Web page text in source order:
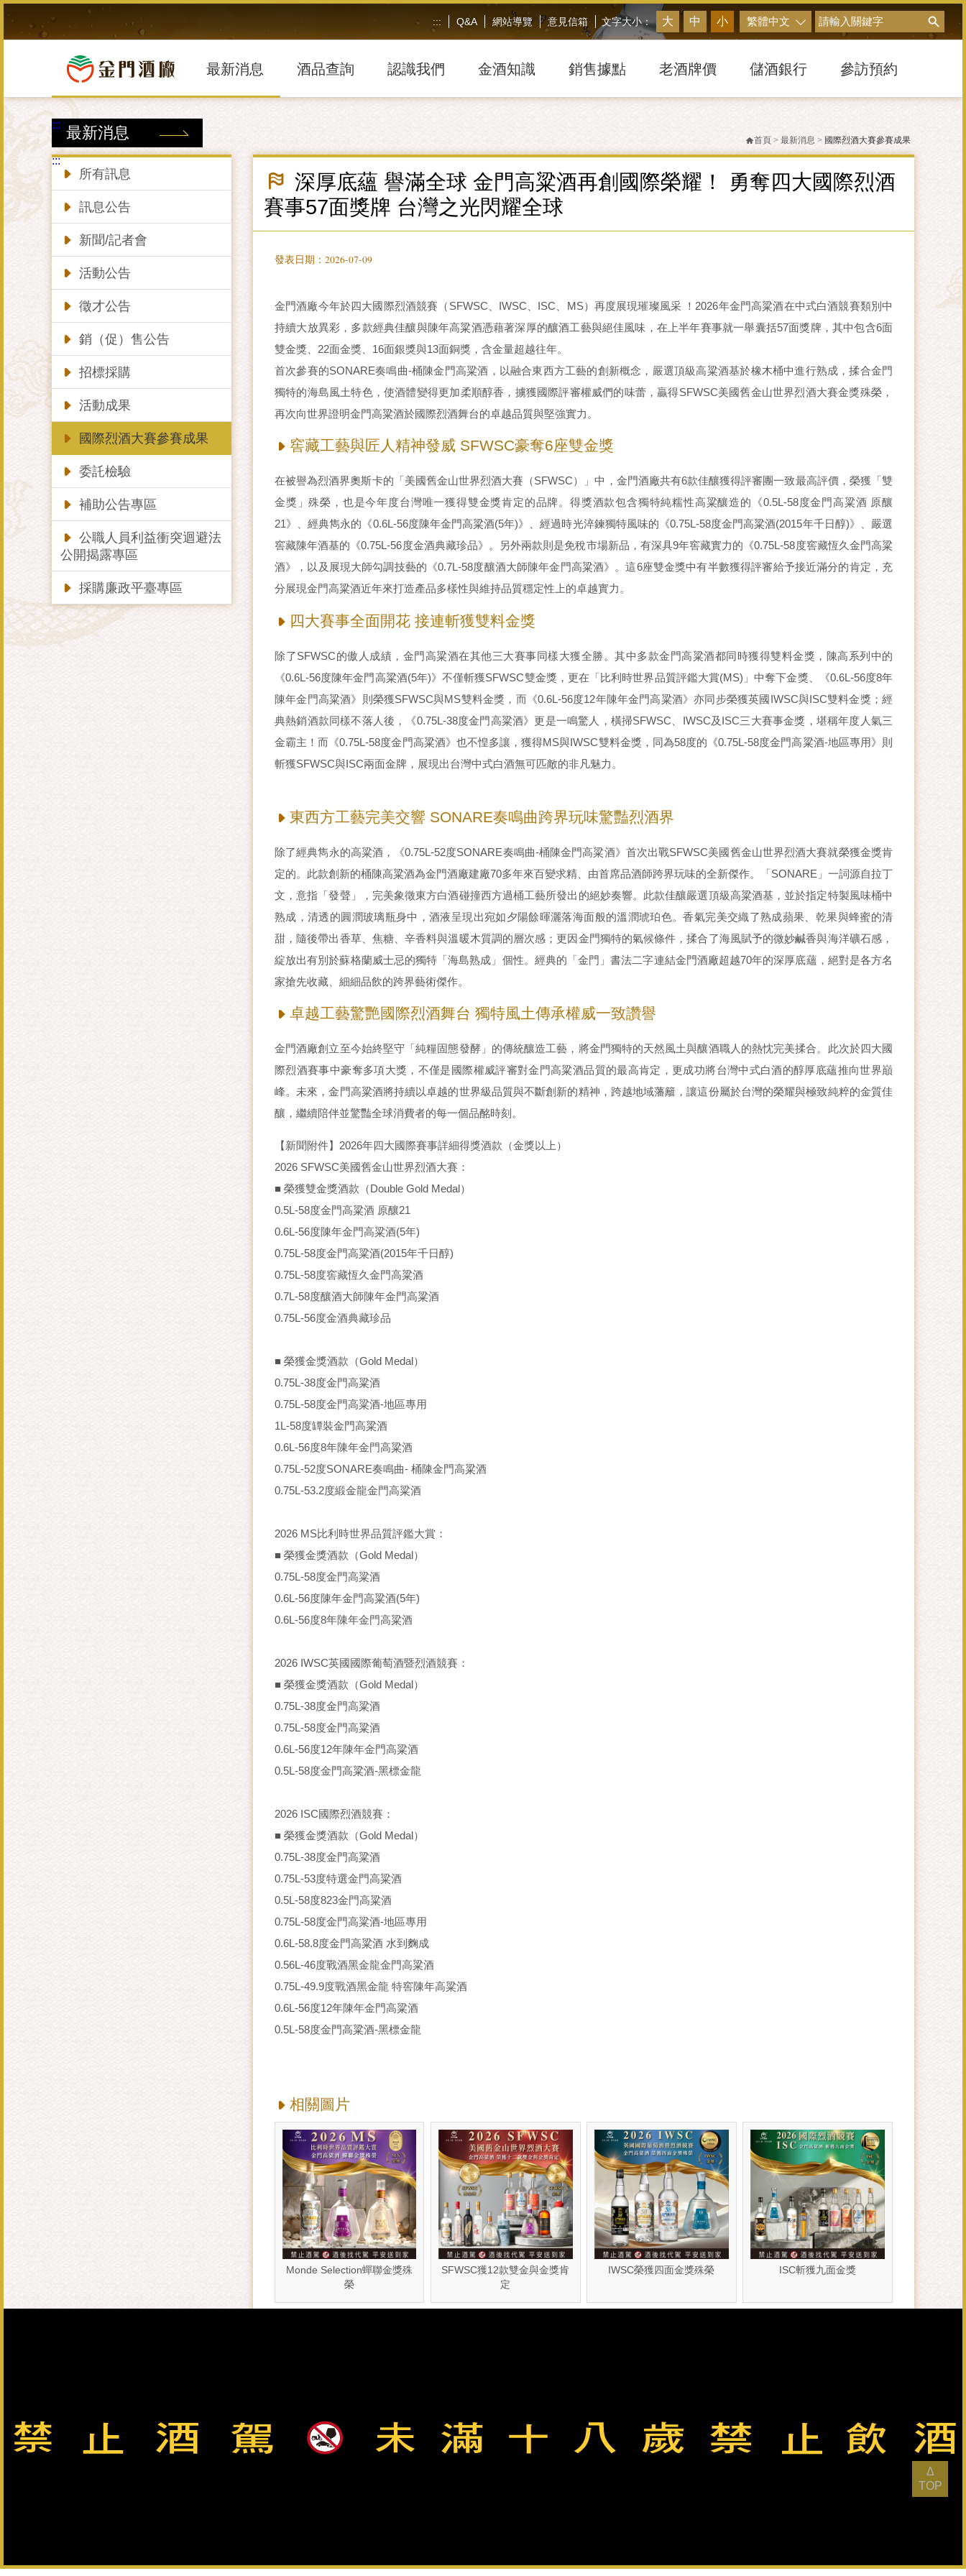
Δ
TOP
到
塊
搜尋
繁體中文
文字大小： 大 中 小
::: Q&A 網站導覽 意見信箱
最新消息 酒品查詢 認識我們 金酒知識 銷售據點 老酒牌價 儲酒銀行 參訪預約
:::
:::
最新消息
所有訊息
訊息公告
新聞/記者會
活動公告
徵才公告
銷（促）售公告
招標採購
活動成果
國際烈酒大賽參賽成果
委託檢驗
補助公告專區
公職人員利益衝突迴避法
公開揭露專區
採購廉政平臺專區
首頁 > 最新消息 > 國際烈酒大賽參賽成果
深厚底蘊 譽滿全球 金門高粱酒再創國際榮耀！ 勇奪四大國際烈酒
賽事57面獎牌 台灣之光閃耀全球
發表日期：2026-07-09
金門酒廠今年於四大國際烈酒競賽（SFWSC、IWSC、ISC、MS）再度展現璀璨風采 ！2026年金門高粱酒在中式白酒競賽類別中
持續大放異彩，多款經典佳釀與陳年高粱酒憑藉著深厚的釀酒工藝與絕佳風味，在上半年賽事就一舉囊括57面獎牌，其中包含6面
雙金獎、22面金獎、16面銀獎與13面銅獎，含金量超越往年。
首次參賽的SONARE奏鳴曲-桶陳金門高粱酒，以融合東西方工藝的創新概念，嚴選頂級高粱酒基於橡木桶中進行熟成，揉合金門
獨特的海島風土特色，使酒體變得更加柔順醇香，擄獲國際評審權威們的味蕾，贏得SFWSC美國舊金山世界烈酒大賽金獎殊榮，
再次向世界證明金門高粱酒於國際烈酒舞台的卓越品質與堅強實力。
窖藏工藝與匠人精神發威 SFWSC豪奪6座雙金獎
在被譽為烈酒界奧斯卡的「美國舊金山世界烈酒大賽（SFWSC）」中，金門酒廠共有6款佳釀獲得評審團一致最高評價，榮獲「雙
金獎」殊榮，也是今年度台灣唯一獲得雙金獎肯定的品牌。得獎酒款包含獨特純糯性高粱釀造的《0.5L-58度金門高粱酒 原釀
21》、經典雋永的《0.6L-56度陳年金門高粱酒(5年)》、經過時光淬鍊獨特風味的《0.75L-58度金門高粱酒(2015年千日醇)》、嚴選
窖藏陳年酒基的《0.75L-56度金酒典藏珍品》。另外兩款則是免稅市場新品，有深具9年窖藏實力的《0.75L-58度窖藏恆久金門高粱
酒》，以及展現大師勾調技藝的《0.7L-58度釀酒大師陳年金門高粱酒》。這6座雙金獎中有半數獲得評審給予接近滿分的肯定，充
分展現金門高粱酒近年來打造產品多樣性與維持品質穩定性上的卓越實力。
四大賽事全面開花 接連斬獲雙料金獎
除了SFWSC的傲人成績，金門高粱酒在其他三大賽事同樣大獲全勝。其中多款金門高粱酒都同時獲得雙料金獎，陳高系列中的
《0.6L-56度陳年金門高粱酒(5年)》不僅斬獲SFWSC雙金獎，更在「比利時世界品質評鑑大賞(MS)」中奪下金獎、《0.6L-56度8年
陳年金門高粱酒》則榮獲SFWSC與MS雙料金獎，而《0.6L-56度12年陳年金門高粱酒》亦同步榮獲英國IWSC與ISC雙料金獎；經
典熱銷酒款同樣不落人後，《0.75L-38度金門高粱酒》更是一鳴驚人，橫掃SFWSC、IWSC及ISC三大賽事金獎，堪稱年度人氣三
金霸主！而《0.75L-58度金門高粱酒》也不惶多讓，獲得MS與IWSC雙料金獎，同為58度的《0.75L-58度金門高粱酒-地區專用》則
斬獲SFWSC與ISC兩面金牌，展現出台灣中式白酒無可匹敵的非凡魅力。
東西方工藝完美交響 SONARE奏鳴曲跨界玩味驚豔烈酒界
除了經典雋永的高粱酒，《0.75L-52度SONARE奏鳴曲-桶陳金門高粱酒》首次出戰SFWSC美國舊金山世界烈酒大賽就榮獲金獎肯
定的。此款創新的桶陳高粱酒為金門酒廠建廠70多年來百變求精、由首席品酒師跨界玩味的全新傑作。「SONARE」一詞源自拉丁
文，意指「發聲」，完美象徵東方白酒碰撞西方過桶工藝所發出的絕妙奏響。此款佳釀嚴選頂級高粱酒基，並於指定特製風味桶中
熟成，清透的圓潤玻璃瓶身中，酒液呈現出宛如夕陽餘暉灑落海面般的溫潤琥珀色。香氣完美交織了熟成蘋果、乾果與蜂蜜的清
甜，隨後帶出香草、焦糖、辛香料與溫暖木質調的層次感；更因金門獨特的氣候條件，揉合了海風賦予的微妙鹹香與海洋礦石感，
綻放出有別於蘇格蘭威士忌的獨特「海島熟成」個性。經典的「金門」書法二字連結金門酒廠超越70年的深厚底蘊，絕對是各方名
家搶先收藏、細細品飲的跨界藝術傑作。
卓越工藝驚艷國際烈酒舞台 獨特風土傳承權威一致讚譽
金門酒廠創立至今始終堅守「純糧固態發酵」的傳統釀造工藝，將金門獨特的天然風土與釀酒職人的熱忱完美揉合。此次於四大國
際烈酒賽事中豪奪多項大獎，不僅是國際權威評審對金門高粱酒品質的最高肯定，更成功將台灣中式白酒的醇厚底蘊推向世界巔
峰。未來，金門高粱酒將持續以卓越的世界級品質與不斷創新的精神，跨越地域藩籬，讓這份屬於台灣的榮耀與極致純粹的金質佳
釀，繼續陪伴並驚豔全球消費者的每一個品酩時刻。
【新聞附件】2026年四大國際賽事詳細得獎酒款（金獎以上）
2026 SFWSC美國舊金山世界烈酒大賽：
■ 榮獲雙金獎酒款（Double Gold Medal）
0.5L-58度金門高粱酒 原釀21
0.6L-56度陳年金門高粱酒(5年)
0.75L-58度金門高粱酒(2015年千日醇)
0.75L-58度窖藏恆久金門高粱酒
0.7L-58度釀酒大師陳年金門高粱酒
0.75L-56度金酒典藏珍品
■ 榮獲金獎酒款（Gold Medal）
0.75L-38度金門高粱酒
0.75L-58度金門高粱酒-地區專用
1L-58度罈裝金門高粱酒
0.6L-56度8年陳年金門高粱酒
0.75L-52度SONARE奏鳴曲- 桶陳金門高粱酒
0.75L-53.2度緞金龍金門高粱酒
2026 MS比利時世界品質評鑑大賞：
■ 榮獲金獎酒款（Gold Medal）
0.75L-58度金門高粱酒
0.6L-56度陳年金門高粱酒(5年)
0.6L-56度8年陳年金門高粱酒
2026 IWSC英國國際葡萄酒暨烈酒競賽：
■ 榮獲金獎酒款（Gold Medal）
0.75L-38度金門高粱酒
0.75L-58度金門高粱酒
0.6L-56度12年陳年金門高粱酒
0.5L-58度金門高粱酒-黑標金龍
2026 ISC國際烈酒競賽：
■ 榮獲金獎酒款（Gold Medal）
0.75L-38度金門高粱酒
0.75L-53度特選金門高粱酒
0.5L-58度823金門高粱酒
0.75L-58度金門高粱酒-地區專用
0.6L-58.8度金門高粱酒 水到麴成
0.56L-46度戰酒黑金龍金門高粱酒
0.75L-49.9度戰酒黑金龍 特窖陳年高粱酒
0.6L-56度12年陳年金門高粱酒
0.5L-58度金門高粱酒-黑標金龍
相關圖片
Monde Selection蟬聯金獎殊
榮
SFWSC獲12款雙金與金獎肯
定
IWSC榮獲四面金獎殊榮 ISC斬獲九面金獎
相關網站 聯絡我們 雙語詞彙 網站資訊政策
總公司：082-325628（代表號） 客服專線：0800-033-823 金門縣政府菸酒檢舉專線：082-322976
最後更新日： 2026-08-06
瀏覽人次：
21036636